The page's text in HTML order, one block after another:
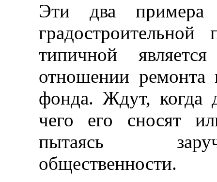
Эти два примера
типичной
отношении ремонта
фонда. Ждут, когда
чего его сносят
пытаясь
общественности.